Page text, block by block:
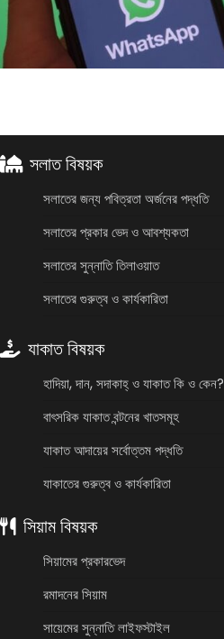
সলাত বিষয়ক
সলাতের জন্য পবিত্রতা অর্জনের পদ্ধতি
সলাতের প্রকার ভেদ ও আবশ্যকতা
সলাতের সুন্নাতি তিলাওয়াত
সলাতের গুরুত্ব ও কার্যকারিতা
যাকাত বিষয়ক
হাদিয়া, দান, সদাকাহ্ ও যাকাত কি ও কেন?
বাৎসরিক যাকাত বন্টনের খাতসমূহ
যাকাত আদায়ের সর্বোত্তম পদ্ধতি
যাকাতের গুরুত্ব ও কার্যকারিতা
সিয়াম বিষয়ক
সিয়ামের প্রকারভেদ
রমাদনের সিয়াম
সায়েমের সুন্নাতি লাইফস্টাইল